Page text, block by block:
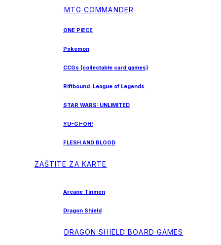
MTG COMMANDER
ONE PIECE
Pokemon
CCGs (collectable card games)
Riftbound: League of Legends
STAR WARS: UNLIMITED
YU-GI-OH!
FLESH AND BLOOD
ZAŠTITE ZA KARTE
Arcane Tinmen
Dragon Shield
DRAGON SHIELD BOARD GAMES